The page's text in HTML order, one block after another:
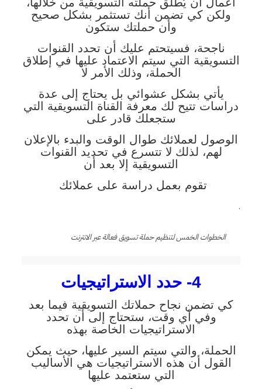
ولكن كي تضمن أنك تستثمر بشكل صحيح
وأن حملتك ستكون
ناجحة، فسيتحتم عليك أن تحدد القنوات
التسويقية التي سيتم الاعتماد عليها في إطلاق
الحملة، وذلك الأمر لا
يأتي بشكل عشوائي بل يحتاج إلى عدة
دراسات تتيح لك معرفة القناة التسويقية التي
ستجعلك قادر على
الوصول لعملائك طوال الوقت والبدء بالإعلان
لهم، لذلك لا تتسرع في تحديد القنوات
التسويقية إلا بعد أن
تقوم بعمل دراسة على عملائك
.
الخطوات الخمس لتنظيم حملة تسويق فعالة عبر الانترنت
4- حدد الاستراتيجيات
كي تضمن نجاح حملاتك التسويقية فيما بعد
وفي أي وقت، ستحتاج إلى أن تحدد
الاستراتيجيات الخاصة بهذه
الحملة، والتي سيتم السير عليها، حيث يمكن
القول أن هذه الاستراتيجيات هي الأساليب
التي ستعتمد عليها